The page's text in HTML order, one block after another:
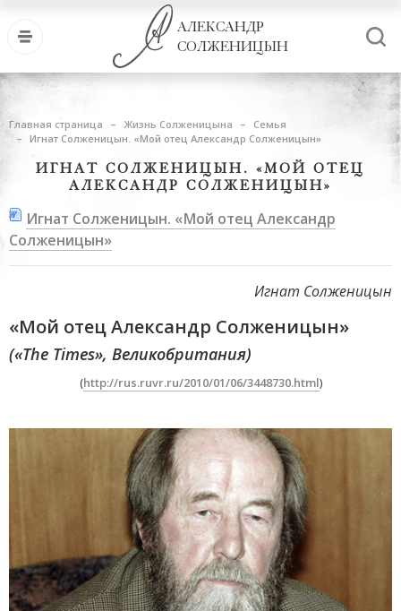
АЛЕКСАНДР
СОЛЖЕНИЦЫН
Главная страница Жизнь Солженицына
Семья
Игнат Солженицын. «Мой отец Александр Солженицын»
ИГНАТ СОЛЖЕНИЦЫН. «МОЙ ОТЕЦ
АЛЕКСАНДР СОЛЖЕНИЦЫН»
Игнат Солженицын. «Мой отец Александр
Солженицын»
Игнат Солженицын
«Мой отец Александр Солженицын»
(«The Times», Великобритания)
(http://rus.ruvr.ru/2010/01/06/3448730.html)